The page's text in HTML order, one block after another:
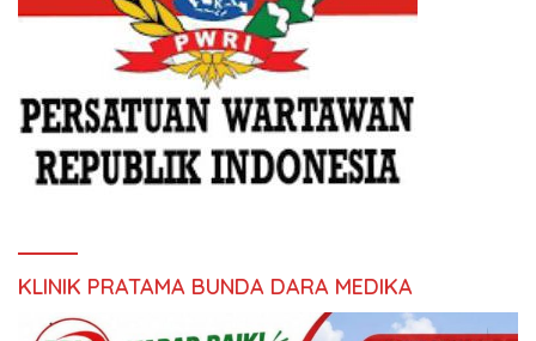
KLINIK PRATAMA BUNDA DARA MEDIKA